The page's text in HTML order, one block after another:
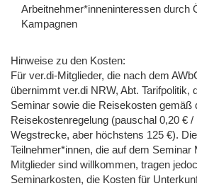
Arbeitnehmer*inneninteressen durch
Kampagnen
Hinweise zu den Kosten:
Für ver.di-Mitglieder, die nach dem
übernimmt ver.di NRW, Abt. Tarifpolitik,
Seminar sowie die Reisekosten gemäß
Reisekostenregelung (pauschal 0,20 €
Wegstrecke, aber höchstens 125 €).
Teilnehmer*innen, die auf dem Seminar
Mitglieder sind willkommen, tragen
Seminarkosten, die Kosten für